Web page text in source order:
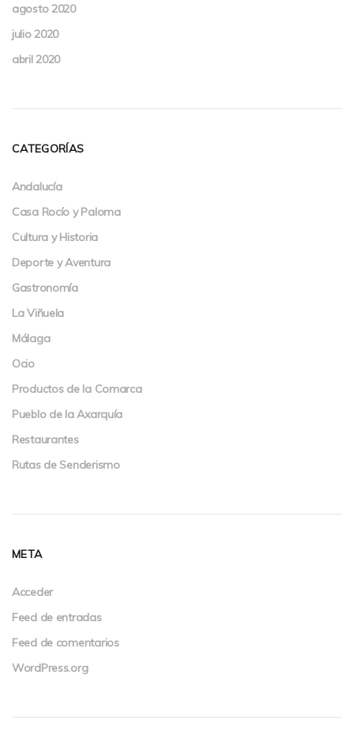
agosto 2020
julio 2020
abril 2020
CATEGORÍAS
Andalucía
Casa Rocío y Paloma
Cultura y Historia
Deporte y Aventura
Gastronomía
La Viñuela
Málaga
Ocio
Productos de la Comarca
Pueblo de la Axarquía
Restaurantes
Rutas de Senderismo
META
Acceder
Feed de entradas
Feed de comentarios
WordPress.org